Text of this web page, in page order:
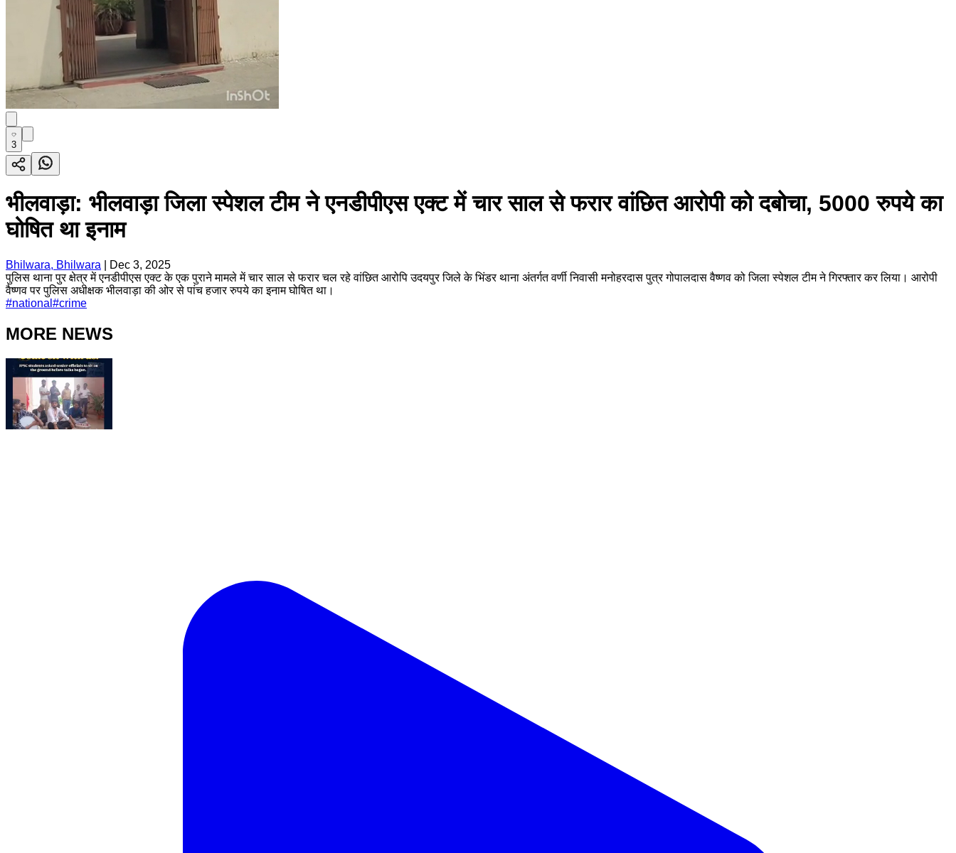
3
भीलवाड़ा: भीलवाड़ा जिला स्पेशल टीम ने एनडीपीएस एक्ट में चार साल से फरार वांछित आरोपी को दबोचा, 5000 रुपये का
घोषित था इनाम
Bhilwara, Bhilwara
Dec 3, 2025
पुलिस थाना पुर क्षेत्र में एनडीपीएस एक्ट के एक पुराने मामले में चार साल से फरार चल रहे वांछित आरोपि उदयपुर जिले के भिंडर थाना अंतर्गत वर्णी निवासी मनोहरदास पुत्र गोपालदास वैष्णव को जिला स्पेशल टीम ने गिरफ्तार कर लिया। आरोपी
वैष्णव पर पुलिस अधीक्षक भीलवाड़ा की ओर से पांच हजार रुपये का इनाम घोषित था।
#national #crime
MORE NEWS